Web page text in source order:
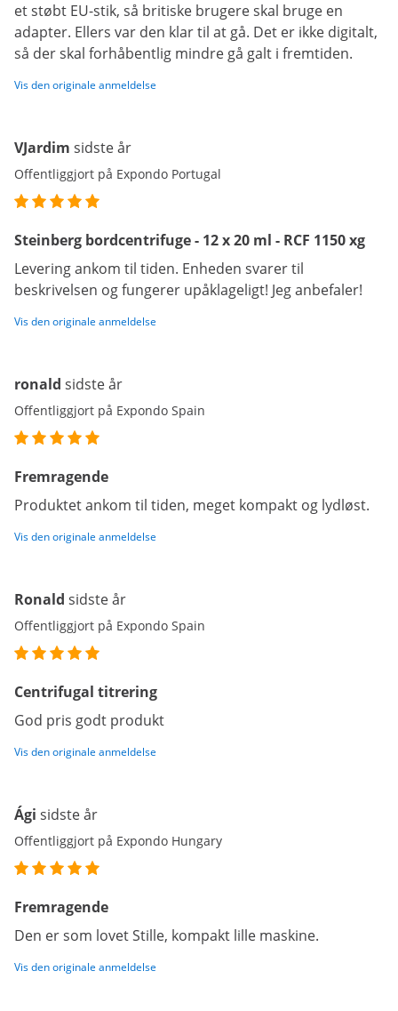
et støbt EU-stik, så britiske brugere skal bruge en
adapter. Ellers var den klar til at gå. Det er ikke digitalt,
så der skal forhåbentlig mindre gå galt i fremtiden.
Vis den originale anmeldelse
VJardim sidste år
Offentliggjort på Expondo Portugal
Steinberg bordcentrifuge - 12 x 20 ml - RCF 1150 xg
Levering ankom til tiden. Enheden svarer til
beskrivelsen og fungerer upåklageligt! Jeg anbefaler!
Vis den originale anmeldelse
ronald sidste år
Offentliggjort på Expondo Spain
Fremragende
Produktet ankom til tiden, meget kompakt og lydløst.
Vis den originale anmeldelse
Ronald sidste år
Offentliggjort på Expondo Spain
Centrifugal titrering
God pris godt produkt
Vis den originale anmeldelse
Ági sidste år
Offentliggjort på Expondo Hungary
Fremragende
Den er som lovet Stille, kompakt lille maskine.
Vis den originale anmeldelse